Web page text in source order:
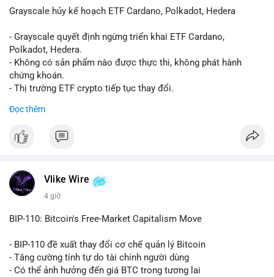
Grayscale hủy kế hoạch ETF Cardano, Polkadot, Hedera
- Grayscale quyết định ngừng triển khai ETF Cardano,
Polkadot, Hedera.
- Không có sản phẩm nào được thực thi, không phát hành
chứng khoán.
- Thị trường ETF crypto tiếp tục thay đổi.
📰 Nguồn: CoinDesk
Đọc thêm
Vlike Wire
4 giờ
BIP-110: Bitcoin's Free-Market Capitalism Move
- BIP-110 đề xuất thay đổi cơ chế quản lý Bitcoin
- Tăng cường tính tự do tài chính người dùng
- Có thể ảnh hưởng đến giá BTC trong tương lai